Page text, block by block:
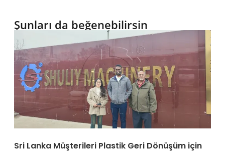
Şunları da beğenebilirsin
Sri Lanka Müşterileri Plastik Geri Dönüşüm için